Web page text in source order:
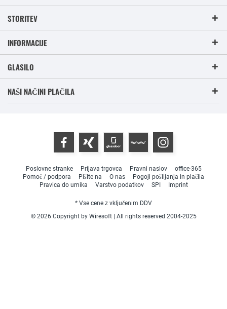
STORITEV
INFORMACIJE
GLASILO
NAŠI NAČINI PLAČILA
Poslovne stranke Prijava trgovca Pravni naslov
office-365
Pomoč / podpora
Pišite na O nas
Pogoji pošiljanja in plačila
Pravica do umika
Varstvo podatkov SPI Imprint
* Vse cene z vključenim DDV
© 2026 Copyright by Wiresoft | All rights reserved 2004-2025